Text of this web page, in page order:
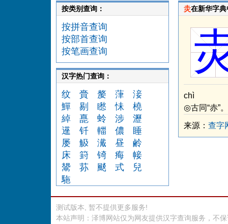
按类别查询：
按拼音查询
按部首查询
按笔画查询
汉字热门查询：
纹 賫 嫠 葏
淁
鱓
剔 矁 怽
橈
綽
嗭 蛉 涉
瀝
遳
钎 輺 儂
睡
屡
觙 瀻 昼
鹷
床
篈 锜 痗
帹
鬹
荪 颷 式
兒
駞
灻在新华字
chì
◎古同“赤”。
来源： 查字
测试版本, 暂不提供更多服务!
本站声明：泽博网站仅为网友提供汉字查询服务，不